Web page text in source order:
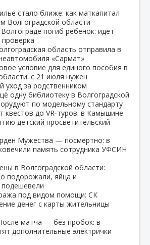
стало ближе: как маткапитал
Волгоградской области
погиб ребёнок: идёт
область отправила в
«Сармат»
условие для единого пособия в
с 21 июля нужен
уход за родственником
одну библиотеку в Волгоградской
по модельному стандарту
квестов до VR‑туров: в Камышине
детский просветительский
Мужества — посмертно: в
память сотрудника УФСИН
в Волгоградской области:
подорожали, яйца и
под видом помощи: СК
денег с карты жительницы
матча — без пробок: в
дополнительные электрички